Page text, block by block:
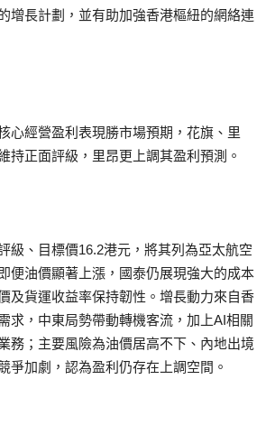
增長計劃，並有助加強香港樞紐的網絡連
心經營盈利表現勝市場預期，花旗、里
持正面評級，里昂更上調其盈利預測。
級、目標價16.2港元，將其列為亞太航空
便油價顯著上漲，國泰仍展現強大的成本
及貨運收益率保持韌性。增長動力來自香
求，中東局勢帶動轉機客流，加上AI相關
務；主要風險為油價居高不下、內地出境
爭加劇，認為盈利仍存在上調空間。